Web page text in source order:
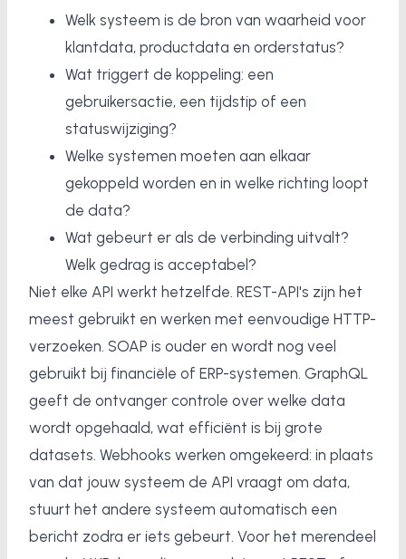
Welk systeem is de bron van waarheid voor
klantdata, productdata en orderstatus?
Wat triggert de koppeling: een
gebruikersactie, een tijdstip of een
statuswijziging?
Welke systemen moeten aan elkaar
gekoppeld worden en in welke richting loopt
de data?
Wat gebeurt er als de verbinding uitvalt?
Welk gedrag is acceptabel?
Niet elke API werkt hetzelfde. REST-API's zijn het
meest gebruikt en werken met eenvoudige HTTP-
verzoeken. SOAP is ouder en wordt nog veel
gebruikt bij financiële of ERP-systemen. GraphQL
geeft de ontvanger controle over welke data
wordt opgehaald, wat efficiënt is bij grote
datasets. Webhooks werken omgekeerd: in plaats
van dat jouw systeem de API vraagt om data,
stuurt het andere systeem automatisch een
bericht zodra er iets gebeurt. Voor het merendeel